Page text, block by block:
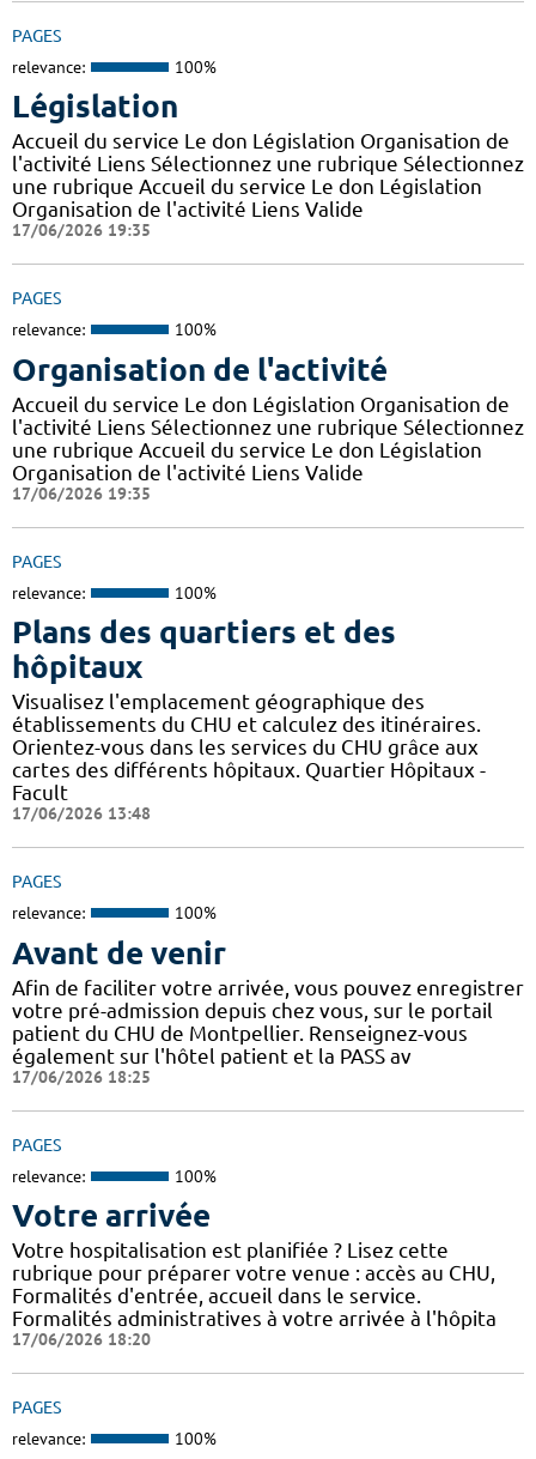
PAGES
relevance: 100%
Législation
Accueil du service Le don Législation Organisation de
l'activité Liens Sélectionnez une rubrique Sélectionnez
une rubrique Accueil du service Le don Législation
Organisation de l'activité Liens Valide
17/06/2026 19:35
PAGES
relevance: 100%
Organisation de l'activité
Accueil du service Le don Législation Organisation de
l'activité Liens Sélectionnez une rubrique Sélectionnez
une rubrique Accueil du service Le don Législation
Organisation de l'activité Liens Valide
17/06/2026 19:35
PAGES
relevance: 100%
Plans des quartiers et des
hôpitaux
Visualisez l'emplacement géographique des
établissements du CHU et calculez des itinéraires.
Orientez-vous dans les services du CHU grâce aux
cartes des différents hôpitaux. Quartier Hôpitaux -
Facult
17/06/2026 13:48
PAGES
relevance: 100%
Avant de venir
Afin de faciliter votre arrivée, vous pouvez enregistrer
votre pré-admission depuis chez vous, sur le portail
patient du CHU de Montpellier. Renseignez-vous
également sur l'hôtel patient et la PASS av
17/06/2026 18:25
PAGES
relevance: 100%
Votre arrivée
Votre hospitalisation est planifiée ? Lisez cette
rubrique pour préparer votre venue : accès au CHU,
Formalités d'entrée, accueil dans le service.
Formalités administratives à votre arrivée à l'hôpita
17/06/2026 18:20
PAGES
relevance: 100%